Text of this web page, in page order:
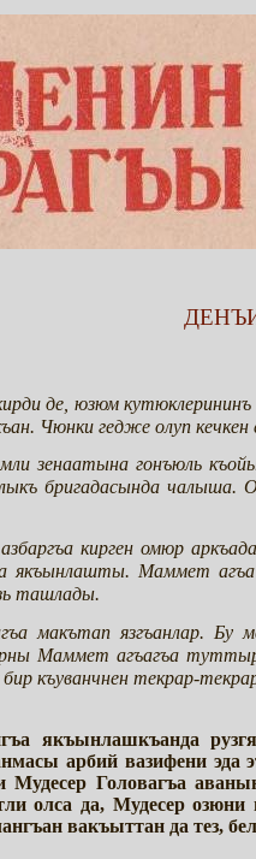
де, юзюм
Чюнки гедже олуп
зенаатына гонъюль
бригадасында
кирген омюр
якъынлашты. Маммет
ташлады.
макътап язгъанлар. Бу
Маммет агъагъа
къуванчнен текрар-
якъынлашкъанда
арбий вазифени
Головагъа
олса да, Мудесер
вакъыттан да тез,